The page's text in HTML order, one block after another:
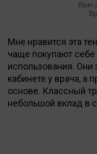
Врач-
Мне нравится эта
чаще покупают
использования. Они
кабинете у врача, а
основе. Классный
небольшой вклад в